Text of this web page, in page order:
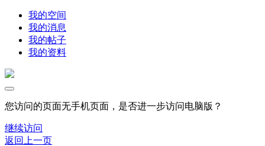
我的空间
我的消息
我的帖子
我的资料
您访问的页面无手机页面，是否进一步访问电脑版？
继续访问
返回上一页